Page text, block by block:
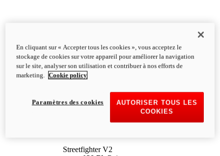
Streetfighter V2
En cliquant sur « Accepter tous les cookies », vous acceptez le
stockage de cookies sur votre appareil pour améliorer la navigation
sur le site, analyser son utilisation et contribuer à nos efforts de
marketing.
Cookie policy
AUTORISER TOUS LES
COOKIES
Paramètres des cookies